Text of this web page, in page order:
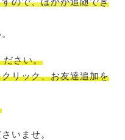
ださい。
リック、お友達追加を
いませ。